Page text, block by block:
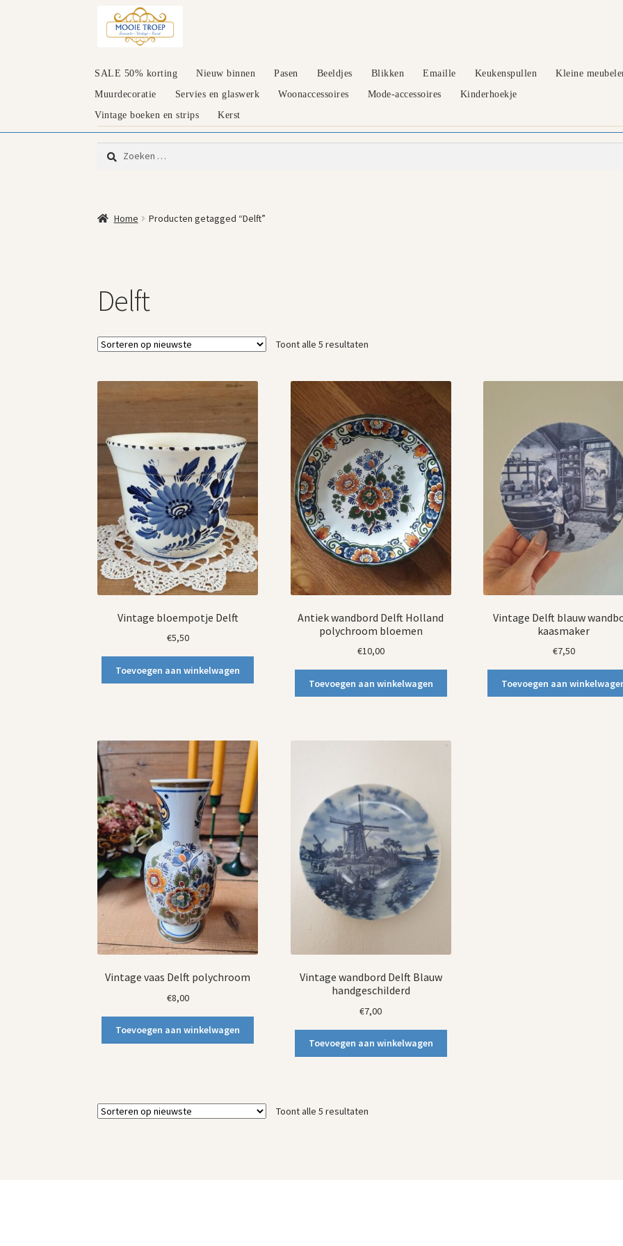
door
naar
SALE 50% korting Nieuw binnen Pasen Beeldjes Blikken Emaille Keukenspullen
Kleine
Muurdecoratie
Servies en glaswerk Woonaccessoires Mode-accessoires
Kinderhoekje
Vintage boeken en strips
Kerst
Zoeken
naar:
Home Producten getagged “Delft”
Delft
Toont alle 5 resultaten
Vintage bloempotje Delft
€5,50
Toevoegen aan winkelwagen
Antiek wandbord Delft Holland
polychroom bloemen
€10,00
Toevoegen aan winkelwagen
Vintage Delft blauw
kaasmaker
€7,50
Toevoegen aan
Vintage vaas Delft polychroom
€8,00
Toevoegen aan winkelwagen
Vintage wandbord Delft Blauw
handgeschilderd
€7,00
Toevoegen aan winkelwagen
Toont alle 5 resultaten